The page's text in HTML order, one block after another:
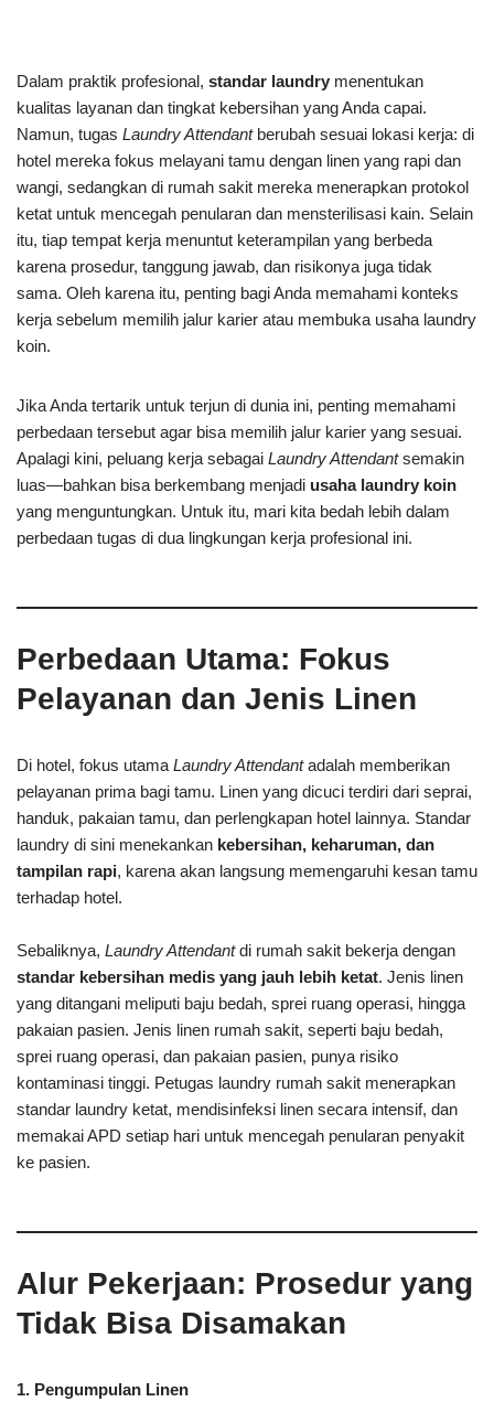
Dalam praktik profesional, standar laundry menentukan
kualitas layanan dan tingkat kebersihan yang Anda capai.
Namun, tugas Laundry Attendantberubah sesuai lokasi kerja: di
hotel mereka fokus melayani tamu dengan linen yang rapi dan
wangi, sedangkan di rumah sakit mereka menerapkan protokol
ketat untuk mencegah penularan dan mensterilisasi kain. Selain
itu, tiap tempat kerja menuntut keterampilan yang berbeda
karena prosedur, tanggung jawab, dan risikonya juga tidak
sama. Oleh karena itu, penting bagi Anda memahami konteks
kerja sebelum memilih jalur karier atau membuka usaha laundry
koin.
Jika Anda tertarik untuk terjun di dunia ini, penting memahami
perbedaan tersebut agar bisa memilih jalur karier yang sesuai.
Apalagi kini, peluang kerja sebagai Laundry Attendantsemakin
luas—bahkan bisa berkembang menjadi usaha laundry koin
yang menguntungkan. Untuk itu, mari kita bedah lebih dalam
perbedaan tugas di dua lingkungan kerja profesional ini.
Perbedaan Utama: Fokus
Pelayanan dan Jenis Linen
Di hotel, fokus utama Laundry Attendantadalah memberikan
pelayanan prima bagi tamu. Linen yang dicuci terdiri dari seprai,
handuk, pakaian tamu, dan perlengkapan hotel lainnya. Standar
laundry di sini menekankan kebersihan, keharuman, dan
tampilan rapi, karena akan langsung memengaruhi kesan tamu
terhadap hotel.
Sebaliknya, Laundry Attendantdi rumah sakit bekerja dengan
standar kebersihan medis yang jauh lebih ketat. Jenis linen
yang ditangani meliputi baju bedah, sprei ruang operasi, hingga
pakaian pasien. Jenis linen rumah sakit, seperti baju bedah,
sprei ruang operasi, dan pakaian pasien, punya risiko
kontaminasi tinggi. Petugas laundry rumah sakit menerapkan
standar laundry ketat, mendisinfeksi linen secara intensif, dan
memakai APD setiap hari untuk mencegah penularan penyakit
ke pasien.
Alur Pekerjaan: Prosedur yang
Tidak Bisa Disamakan
1. Pengumpulan Linen